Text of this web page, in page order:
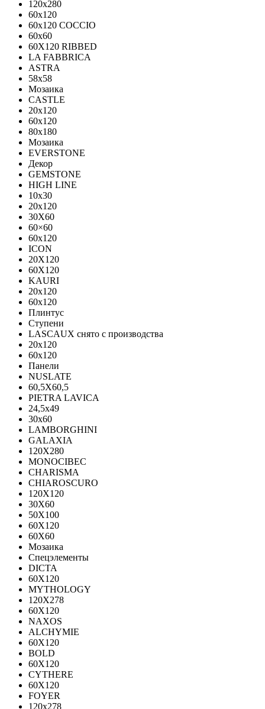
120x280
60x120
60x120 COCCIO
60x60
60Х120 RIBBED
LA FABBRICA
ASTRA
58x58
Мозаика
CASTLE
20x120
60x120
80х180
Мозаика
EVERSTONE
Декор
GEMSTONE
HIGH LINE
10x30
20x120
30X60
60×60
60x120
ICON
20X120
60X120
KAURI
20x120
60x120
Плинтус
Ступени
LASCAUX снято с производства
20x120
60x120
Панели
NUSLATE
60,5X60,5
PIETRA LAVICA
24,5x49
30x60
LAMBORGHINI
GALAXIA
120Х280
MONOCIBEC
CHARISMA
CHIAROSCURO
120X120
30X60
50X100
60X120
60X60
Мозаика
Спецэлементы
DICTA
60X120
MYTHOLOGY
120X278
60X120
NAXOS
ALCHYMIE
60Х120
BOLD
60X120
CYTHERE
60X120
FOYER
120х278